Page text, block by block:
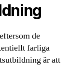
de
farliga
är att